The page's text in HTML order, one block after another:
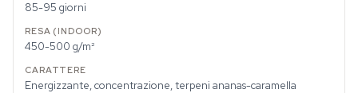
85-95 giorni
450-500 g/m²
Energizzante, concentrazione, terpeni ananas-caramella